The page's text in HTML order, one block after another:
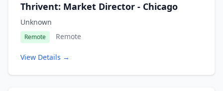
Thrivent: Market Director - Chicago
Unknown
Remote Remote
View Details →